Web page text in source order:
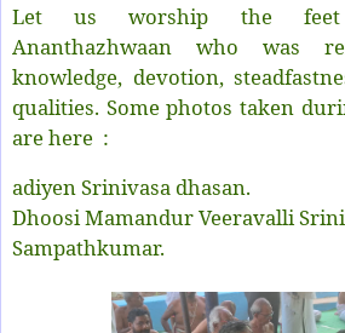
Let us worship the feet
Ananthazhwaan who was
knowledge, devotion,
qualities. Some photos taken
are here :
adiyen Srinivasa dhasan.
Dhoosi Mamandur Veeravalli
Sampathkumar.